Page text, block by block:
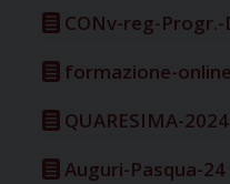
CONv-reg-Progr.-
formazione-
QUARESIMA-2024
Auguri-Pasqua-24